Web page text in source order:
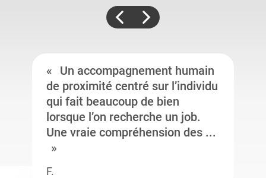
Un accompagnement humain
de proximité centré sur l’individu
qui fait beaucoup de bien
lorsque l’on recherche un job.
Une vraie compréhension des ...
F.